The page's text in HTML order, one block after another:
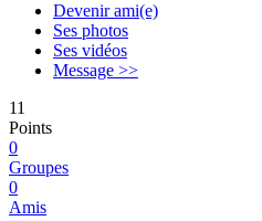
Devenir ami(e)
Ses photos
Ses vidéos
Message >>
11
Points
0
Groupes
0
Amis